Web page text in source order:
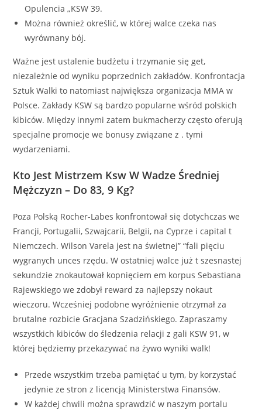
Opulencia „KSW 39.
Można również określić, w której walce czeka nas
wyrównany bój.
Ważne jest ustalenie budżetu i trzymanie się get,
niezależnie od wyniku poprzednich zakładów. Konfrontacja
Sztuk Walki to natomiast największa organizacja MMA w
Polsce. Zakłady KSW są bardzo popularne wśród polskich
kibiców. Między innymi zatem bukmacherzy często oferują
specjalne promocje we bonusy związane z . tymi
wydarzeniami.
Kto Jest Mistrzem Ksw W Wadze Średniej
Mężczyzn – Do 83, 9 Kg?
Poza Polską Rocher-Labes konfrontował się dotychczas we
Francji, Portugalii, Szwajcarii, Belgii, na Cyprze i capital t
Niemczech. Wilson Varela jest na świetnej” “fali pięciu
wygranych unces rzędu. W ostatniej walce już t szesnastej
sekundzie znokautował kopnięciem em korpus Sebastiana
Rajewskiego we zdobył reward za najlepszy nokaut
wieczoru. Wcześniej podobne wyróżnienie otrzymał za
brutalne rozbicie Gracjana Szadzińskiego. Zapraszamy
wszystkich kibiców do śledzenia relacji z gali KSW 91, w
której będziemy przekazywać na żywo wyniki walk!
Przede wszystkim trzeba pamiętać u tym, by korzystać
jedynie ze stron z licencją Ministerstwa Finansów.
W każdej chwili można sprawdzić w naszym portalu